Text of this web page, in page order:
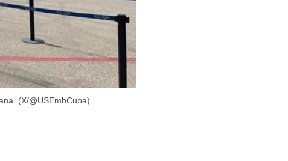
(X/@USEmbCuba)